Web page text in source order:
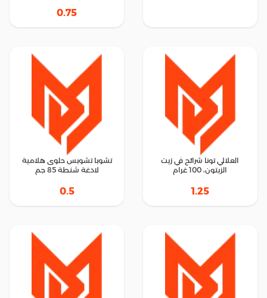
0.75
العلالي تونا شرائح في زيت
الزيتون، 100 غرام
1.25
تشوبا تشوبس حلوى هلامية
لادغة شنطة 85 جم
0.5